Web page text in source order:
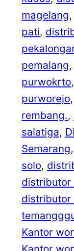
magelang,
pati,
pemalang,
purwokrto,
purworejo,
rembang.,
salatiga,
Semarang,
solo,
distributor
distributor
Kantor